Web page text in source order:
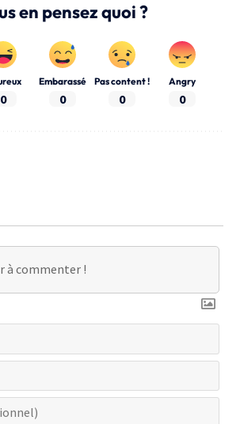
en pensez quoi ?
0
Embarassé
0
Pas content !
0
Angry
0